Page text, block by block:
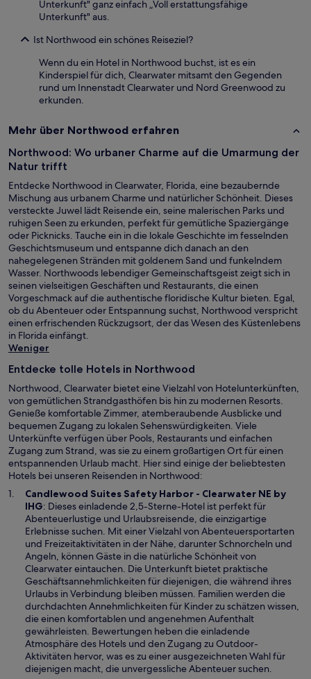
Unterkunft" ganz einfach „Voll erstattungsfähige
Unterkunft" aus.
Ist Northwood ein schönes Reiseziel?
Wenn du ein Hotel in Northwood buchst, ist es ein
Kinderspiel für dich, Clearwater mitsamt den Gegenden
rund um Innenstadt Clearwater und Nord Greenwood zu
erkunden.
Mehr über Northwood erfahren
Northwood: Wo urbaner Charme auf die Umarmung der
Natur trifft
Entdecke Northwood in Clearwater, Florida, eine bezaubernde
Mischung aus urbanem Charme und natürlicher Schönheit. Dieses
versteckte Juwel lädt Reisende ein, seine malerischen Parks und
ruhigen Seen zu erkunden, perfekt für gemütliche Spaziergänge
oder Picknicks. Tauche ein in die lokale Geschichte im fesselnden
Geschichtsmuseum und entspanne dich danach an den
nahegelegenen Stränden mit goldenem Sand und funkelndem
Wasser. Northwoods lebendiger Gemeinschaftsgeist zeigt sich in
seinen vielseitigen Geschäften und Restaurants, die einen
Vorgeschmack auf die authentische floridische Kultur bieten. Egal,
ob du Abenteuer oder Entspannung suchst, Northwood verspricht
einen erfrischenden Rückzugsort, der das Wesen des Küstenlebens
in Florida einfängt.
Weniger
Entdecke tolle Hotels in Northwood
Northwood, Clearwater bietet eine Vielzahl von Hotelunterkünften,
von gemütlichen Strandgasthöfen bis hin zu modernen Resorts.
Genieße komfortable Zimmer, atemberaubende Ausblicke und
bequemen Zugang zu lokalen Sehenswürdigkeiten. Viele
Unterkünfte verfügen über Pools, Restaurants und einfachen
Zugang zum Strand, was sie zu einem großartigen Ort für einen
entspannenden Urlaub macht. Hier sind einige der beliebtesten
Hotels bei unseren Reisenden in Northwood:
Candlewood Suites Safety Harbor - Clearwater NE by
IHGW
i
r
d
i
n
e
i
n
e
m
n
e
u
: Dieses einladende 2,5-Sterne-Hotel ist perfekt für
Abenteuerlustige und Urlaubsreisende, die einzigartige
Erlebnisse suchen. Mit einer Vielzahl von Abenteuersportarten
und Freizeitaktivitäten in der Nähe, darunter Schnorcheln und
Angeln, können Gäste in die natürliche Schönheit von
Clearwater eintauchen. Die Unterkunft bietet praktische
Geschäftsannehmlichkeiten für diejenigen, die während ihres
Urlaubs in Verbindung bleiben müssen. Familien werden die
durchdachten Annehmlichkeiten für Kinder zu schätzen wissen,
die einen komfortablen und angenehmen Aufenthalt
gewährleisten. Bewertungen heben die einladende
Atmosphäre des Hotels und den Zugang zu Outdoor-
Aktivitäten hervor, was es zu einer ausgezeichneten Wahl für
diejenigen macht, die unvergessliche Abenteuer suchen.